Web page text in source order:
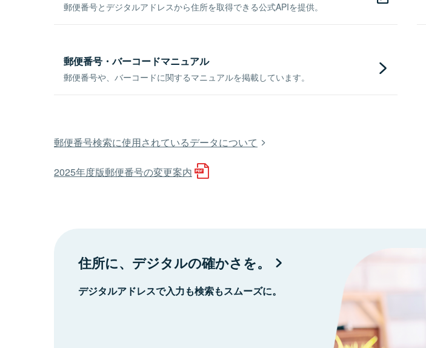
郵便番号とデジタルアドレスから住所を取得できる公式APIを提供。
郵便番号・バーコードマニュアル
郵便番号や、バーコードに関するマニュアルを掲載しています。
郵便番号検索に使用されているデータについて
2025年度版郵便番号の変更案内
住所に、デジタルの確かさを。
デジタルアドレスで入力も検索もスムーズに。